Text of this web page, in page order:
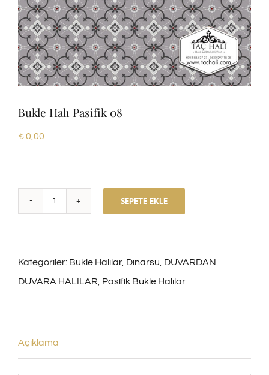
Bukle Halı Pasifik 08
₺0,00
08
adet
SEPETE EKLE
Kategoriler: Bukle Halılar, Dinarsu, DUVARDAN
DUVARA HALILAR, Pasifik Bukle Halılar
Açıklama